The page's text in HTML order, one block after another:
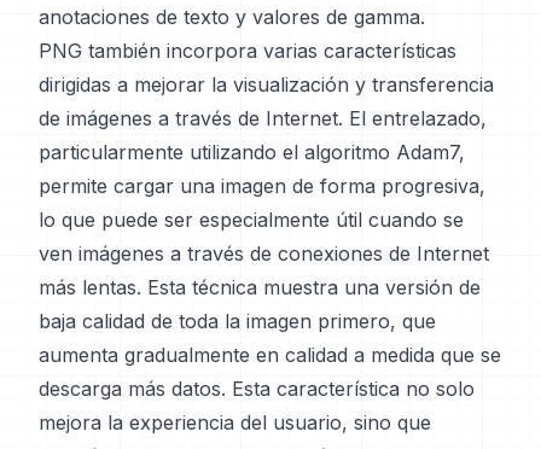
anotaciones de texto y valores de gamma.
PNG también incorpora varias características
dirigidas a mejorar la visualización y transferencia
de imágenes a través de Internet. El entrelazado,
particularmente utilizando el algoritmo Adam7,
permite cargar una imagen de forma progresiva,
lo que puede ser especialmente útil cuando se
ven imágenes a través de conexiones de Internet
más lentas. Esta técnica muestra una versión de
baja calidad de toda la imagen primero, que
aumenta gradualmente en calidad a medida que se
descarga más datos. Esta característica no solo
mejora la experiencia del usuario, sino que